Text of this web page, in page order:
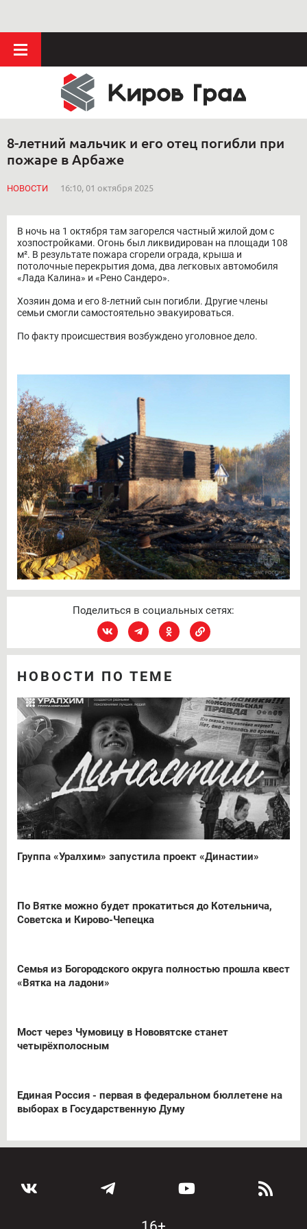
8-летний мальчик и его отец погибли при
пожаре в Арбаже
НОВОСТИ 16:10, 01 октября 2025
В ночь на 1 октября там загорелся частный жилой дом с
хозпостройками. Огонь был ликвидирован на площади 108
м². В результате пожара сгорели ограда, крыша и
потолочные перекрытия дома, два легковых автомобиля
«Лада Калина» и «Рено Сандеро».
Хозяин дома и его 8-летний сын погибли. Другие члены
семьи смогли самостоятельно эвакуироваться.
По факту происшествия возбуждено уголовное дело.
Поделиться в социальных сетях:
НОВОСТИ ПО ТЕМЕ
Группа «Уралхим» запустила проект «Династии»
По Вятке можно будет прокатиться до Котельнича,
Советска и Кирово-Чепецка
Семья из Богородского округа полностью прошла квест
«Вятка на ладони»
Мост через Чумовицу в Нововятске станет
четырёхполосным
Единая Россия - первая в федеральном бюллетене на
выборах в Государственную Думу